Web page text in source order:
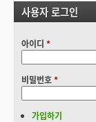
사용자 로그인
아이디 *
비밀번호*
가입하기